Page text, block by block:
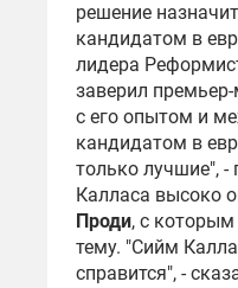
решение
кандидатом в
лидера
заверил
с его опытом и
кандидатом в
только лучшие", -
Калласа высоко
Проди, с которым
тему. "Сийм
справится", -